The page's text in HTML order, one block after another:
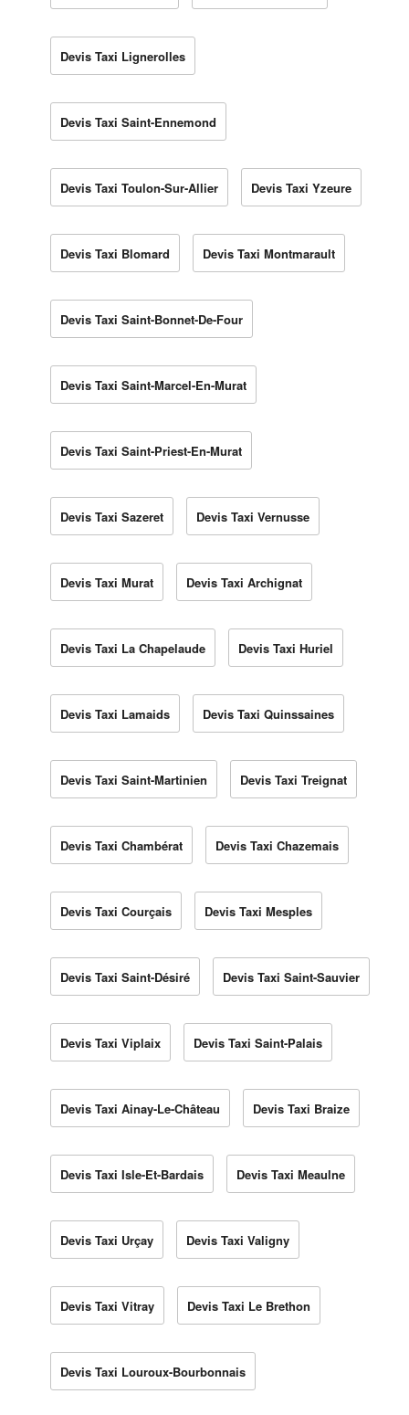
Devis Taxi Lignerolles
Devis Taxi Saint-Ennemond
Devis Taxi Toulon-Sur-Allier Devis Taxi Yzeure
Devis Taxi Blomard Devis Taxi Montmarault
Devis Taxi Saint-Bonnet-De-Four
Devis Taxi Saint-Marcel-En-Murat
Devis Taxi Saint-Priest-En-Murat
Devis Taxi Sazeret Devis Taxi Vernusse
Devis Taxi Murat Devis Taxi Archignat
Devis Taxi La Chapelaude Devis Taxi Huriel
Devis Taxi Lamaids Devis Taxi Quinssaines
Devis Taxi Saint-Martinien Devis Taxi Treignat
Devis Taxi Chambérat Devis Taxi Chazemais
Devis Taxi Courçais Devis Taxi Mesples
Devis Taxi Saint-Désiré Devis Taxi Saint-Sauvier
Devis Taxi Viplaix Devis Taxi Saint-Palais
Devis Taxi Ainay-Le-Château Devis Taxi Braize
Devis Taxi Isle-Et-Bardais Devis Taxi Meaulne
Devis Taxi Urçay Devis Taxi Valigny
Devis Taxi Vitray Devis Taxi Le Brethon
Devis Taxi Louroux-Bourbonnais